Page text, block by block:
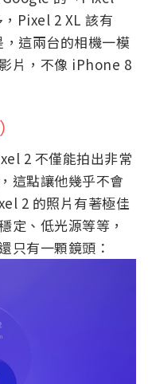
Pixel 2 XL 該有
這兩台的相機一模
片，不像 iPhone 8
2 不僅能拍出非常
這點讓他幾乎不會
2 的照片有著極佳
定、低光源等等，
只有一顆鏡頭：